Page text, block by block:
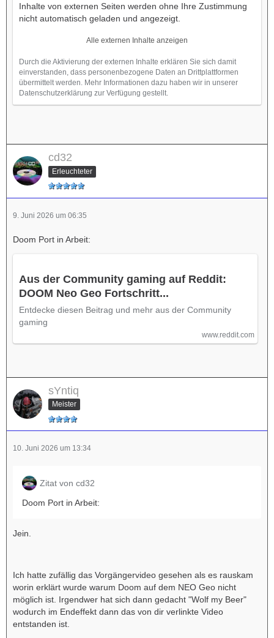
Inhalte von externen Seiten werden ohne Ihre Zustimmung
nicht automatisch geladen und angezeigt.
Alle externen Inhalte anzeigen
Durch die Aktivierung der externen Inhalte erklären Sie sich damit
einverstanden, dass personenbezogene Daten an Drittplattformen
übermittelt werden. Mehr Informationen dazu haben wir in unserer
Datenschutzerklärung zur Verfügung gestellt.
cd32
Erleuchteter
9. Juni 2026 um 06:35
Doom Port in Arbeit:
Aus der Community gaming auf Reddit:
DOOM Neo Geo Fortschritt...
Entdecke diesen Beitrag und mehr aus der Community
gaming
www.reddit.com
sYntiq
Meister
10. Juni 2026 um 13:34
Zitat von cd32
Doom Port in Arbeit:
Jein.
Ich hatte zufällig das Vorgängervideo gesehen als es rauskam
worin erklärt wurde warum Doom auf dem NEO Geo nicht
möglich ist. Irgendwer hat sich dann gedacht "Wolf my Beer"
wodurch im Endeffekt dann das von dir verlinkte Video
entstanden ist.